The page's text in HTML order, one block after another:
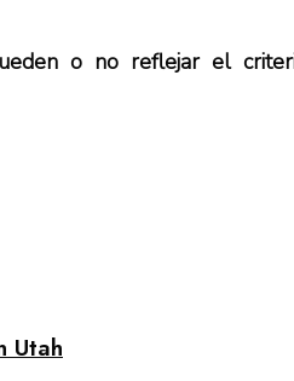
o no reflejar el
Utah